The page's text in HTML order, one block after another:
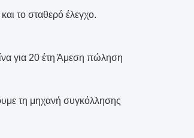
το σταθερό έλεγχο.
για 20 έτη Άμεση πώληση
τη μηχανή συγκόλλησης